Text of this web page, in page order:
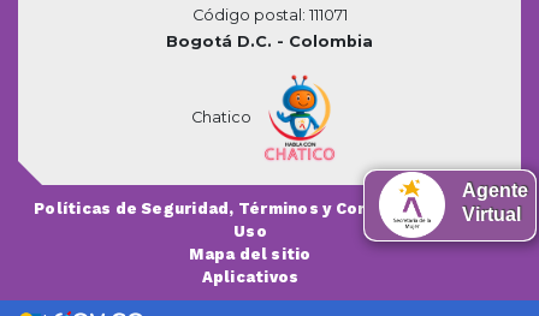
Código postal: 111071
Bogotá D.C. - Colombia
Chatico
Políticas de Seguridad, Términos y Condiciones de
Uso
Mapa del sitio
Aplicativos
Agente
Virtual